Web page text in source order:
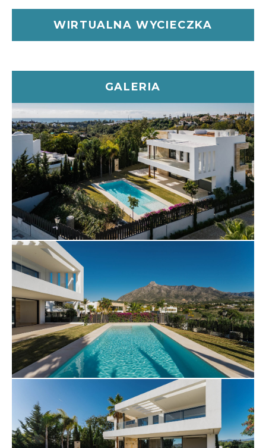
ogród, spokojny prywatny basen i zadaszony taras
na werandzie zapewniają idealne warunki do relaksu
apartament, który obejmuje luksusową łazienkę i
dobrze wyposażoną garderobę. Dwie dodatkowe
tarasu, oferując malownicze widoki na otaczający
krajobraz. Taras na dachu jest wyjątkową cechą,
zaprojektowaną z myślą o maksymalnej
przyjemności z jacuzzi, solarium i zapierającymi dech
w piersiach widokami na wybrzeże Marbelli i góry,
dzięki czemu idealnie nadaje się do rozrywki lub
relaksu w dobrym stylu.
Niższy poziom willi zwiększa jej wszechstronność,
mieszcząc dwie dodatkowe sypialnie, które są
idealne dla gości lub dalszej rodziny. Przestrzeń ta
oferuje również dużo miejsca, które można
dostosować jako siłownię, kino domowe lub pokój
gier, zapewniając, że nieruchomość zaspokoi każdą
potrzebę stylu życia. Dogodnie zlokalizowana w
pobliżu podstawowych usług, ekskluzywnych
udogodnień oraz światowej klasy restauracji i
sklepów, a także z całodobową ochroną, willa ta
stanowi wyjątkową okazję, aby cieszyć się
niezrównanym stylem życia w pożądanej Golden
Mile w Marbelli.
WIRTUALNA WYCIECZKA
GALERIA